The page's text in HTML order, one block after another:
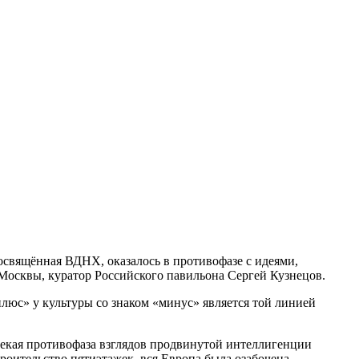
ВДНХ, оказалось в противофазе с идеями,
куратор Российского павильона Сергей Кузнецов.
у культуры со знаком «минус» является той линией
противофаза взглядов продвинутой интеллигенции